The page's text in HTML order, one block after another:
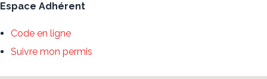
Espace Adhérent
Code en ligne
Suivre mon permis